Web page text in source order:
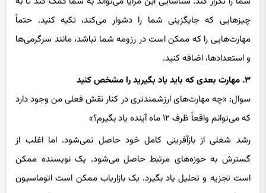
چیزهایی که جایگزینی شما را دشوار می‌کند، تکیه کنید. حتماً
مهارت‌هایی را که ممکن است در رزومه شما نباشد، مانند سرگرمی‌ها
و استعدادها، اضافه کنید.
۳. مهارت بعدی که باید یاد بگیرید را مشخص کنید
سوال: «چه مهارت‌های ارزشمندتری در کنار نقش فعلی من وجود دارد
که می‌توانم واقعاً ظرف ۱۲ ماه آینده یاد بگیرم؟»
رشد شغلی از بازآفرینی کامل خود حاصل نمی‌شود. اما اغلب از
گسترش به حوزه‌های مرتبط حاصل می‌شود. یک نویسنده ممکن
است تجزیه و تحلیل یاد بگیرد. یک بازاریاب ممکن است اتوماسیون
یاد بگیرد. یک مدیر پروژه ممکن است تجسم داده‌ها را یاد بگیرد.